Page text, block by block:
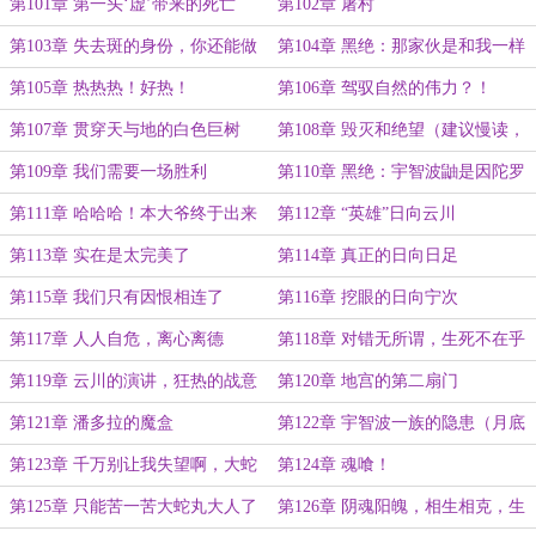
第101章 第一头‘虚’带来的死亡 第102章 屠村
第103章 失去斑的身份，你还能做
什么？
第104章 黑绝：那家伙是和我一样
的造物？！
第105章 热热热！好热！ 第106章 驾驭自然的伟力？！
第107章 贯穿天与地的白色巨树 第108章 毁灭和绝望（建议慢读，
发挥想象力！）
第109章 我们需要一场胜利 第110章 黑绝：宇智波鼬是因陀罗
转世！
第111章 哈哈哈！本大爷终于出来
了！！
第112章 “英雄”日向云川
第113章 实在是太完美了 第114章 真正的日向日足
第115章 我们只有因恨相连了 第116章 挖眼的日向宁次
第117章 人人自危，离心离德 第118章 对错无所谓，生死不在乎
第119章 云川的演讲，狂热的战意 第120章 地宫的第二扇门
第121章 潘多拉的魔盒 第122章 宇智波一族的隐患（月底
啦，求月票）
第123章 千万别让我失望啊，大蛇
丸大人
第124章 魂喰！
第125章 只能苦一苦大蛇丸大人了 第126章 阴魂阳魄，相生相克，生